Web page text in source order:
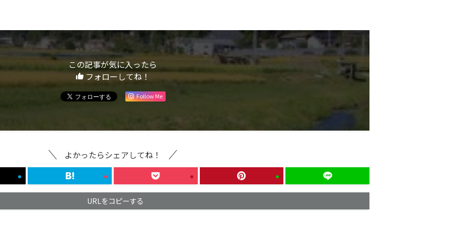
この記事が気に入ったら
フォローしてね！
Follow Me
よかったらシェアしてね！
URLをコピーする